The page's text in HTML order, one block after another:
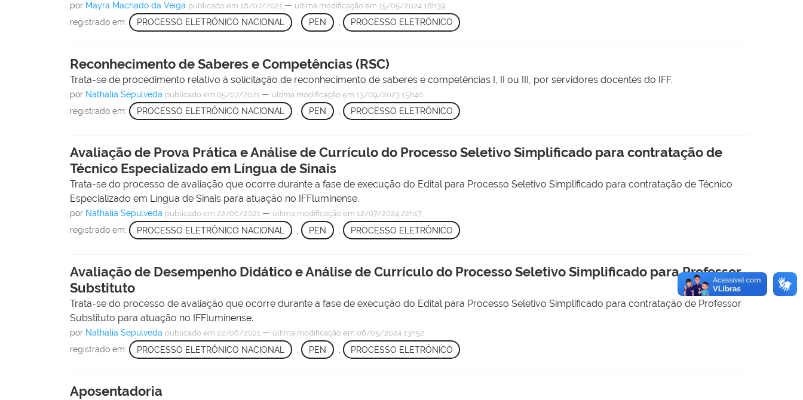
por Mayra Machado da Veiga publicado em 16/07/2021 — última modificação em 15/05/2024 18h39
registrado em: PROCESSO ELETRÔNICO NACIONAL , PEN , PROCESSO ELETRÔNICO
Reconhecimento de Saberes e Competências (RSC)
Trata-se de procedimento relativo à solicitação de reconhecimento de saberes e competências I, II ou III, por servidores docentes do IFF.
por Nathalia Sepulveda publicado em 05/07/2021 — última modificação em 13/09/2023 15h40
registrado em: PROCESSO ELETRÔNICO NACIONAL PEN PROCESSO ELETRÔNICO
Avaliação de Prova Prática e Análise de Currículo do Processo Seletivo Simplificado para contratação de
Técnico Especializado em Língua de Sinais
Trata-se do processo de avaliação que ocorre durante a fase de execução do Edital para Processo Seletivo Simplificado para contratação de Técnico
Especializado em Língua de Sinais para atuação no IFFluminense.
por Nathalia Sepulveda publicado em 22/06/2021 — última modificação em 12/07/2024 22h17
registrado em: PROCESSO ELETRÔNICO NACIONAL PEN PROCESSO ELETRÔNICO
Avaliação de Desempenho Didático e Análise de Currículo do Processo Seletivo Simplificado para Professor
Substituto
Trata-se do processo de avaliação que ocorre durante a fase de execução do Edital para Processo Seletivo Simplificado para contratação de Professor
Substituto para atuação no IFFluminense.
por Nathalia Sepulveda publicado em 22/06/2021 — última modificação em 06/05/2024 13h52
registrado em: PROCESSO ELETRÔNICO NACIONAL PEN PROCESSO ELETRÔNICO
Aposentadoria